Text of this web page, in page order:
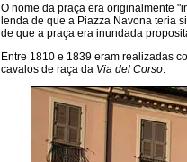
O nome da praça era originalmente
lenda de que a Piazza Navona teria
de que a praça era inundada
Entre 1810 e 1839 eram realizadas
cavalos de raça da Via del Corso.